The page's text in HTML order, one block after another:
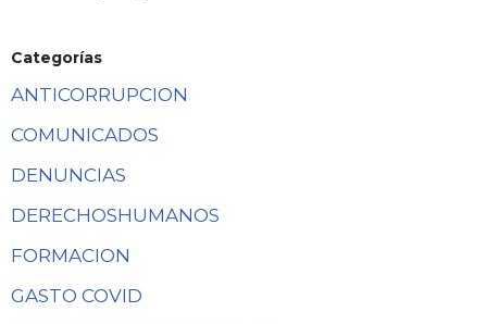
Categorías
ANTICORRUPCION
COMUNICADOS
DENUNCIAS
DERECHOSHUMANOS
FORMACION
GASTO COVID